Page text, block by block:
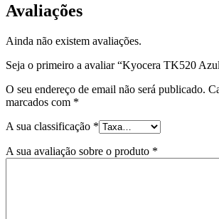
Avaliações
Ainda não existem avaliações.
Seja o primeiro a avaliar “Kyocera TK520
O seu endereço de email não será publicado.
marcados com *
A sua classificação *
A sua avaliação sobre o produto *